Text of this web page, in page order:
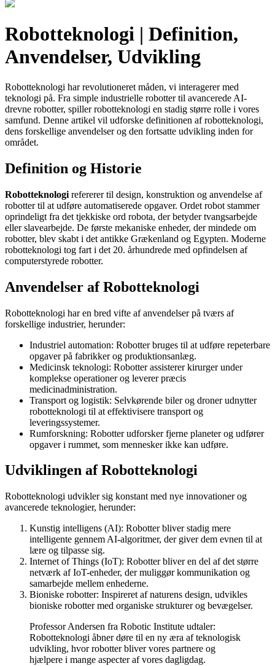
Robotteknologi | Definition,
Anvendelser, Udvikling
Robotteknologi har revolutioneret måden, vi interagerer med
teknologi på. Fra simple industrielle robotter til avancerede AI-
drevne robotter, spiller robotteknologi en stadig større rolle i vores
samfund. Denne artikel vil udforske definitionen af robotteknologi,
dens forskellige anvendelser og den fortsatte udvikling inden for
området.
Definition og Historie
Robotteknologi refererer til design, konstruktion og anvendelse af
robotter til at udføre automatiserede opgaver. Ordet robot stammer
oprindeligt fra det tjekkiske ord robota, der betyder tvangsarbejde
eller slavearbejde. De første mekaniske enheder, der mindede om
robotter, blev skabt i det antikke Grækenland og Egypten. Moderne
robotteknologi tog fart i det 20. århundrede med opfindelsen af
computerstyrede robotter.
Anvendelser af Robotteknologi
Robotteknologi har en bred vifte af anvendelser på tværs af
forskellige industrier, herunder:
Industriel automation: Robotter bruges til at udføre repeterbare
opgaver på fabrikker og produktionsanlæg.
Medicinsk teknologi: Robotter assisterer kirurger under
komplekse operationer og leverer præcis
medicinadministration.
Transport og logistik: Selvkørende biler og droner udnytter
robotteknologi til at effektivisere transport og
leveringssystemer.
Rumforskning: Robotter udforsker fjerne planeter og udfører
opgaver i rummet, som mennesker ikke kan udføre.
Udviklingen af Robotteknologi
Robotteknologi udvikler sig konstant med nye innovationer og
avancerede teknologier, herunder:
Kunstig intelligens (AI): Robotter bliver stadig mere
intelligente gennem AI-algoritmer, der giver dem evnen til at
lære og tilpasse sig.
Internet of Things (IoT): Robotter bliver en del af det større
netværk af IoT-enheder, der muliggør kommunikation og
samarbejde mellem enhederne.
Bioniske robotter: Inspireret af naturens design, udvikles
bioniske robotter med organiske strukturer og bevægelser.
Professor Andersen fra Robotic Institute udtaler:
Robotteknologi åbner døre til en ny æra af teknologisk
udvikling, hvor robotter bliver vores partnere og
hjælpere i mange aspecter af vores dagligdag.